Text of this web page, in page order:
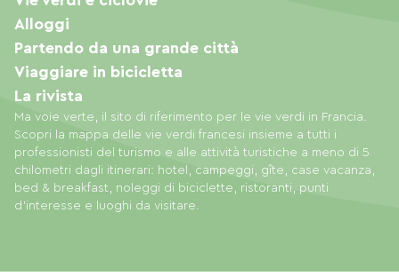
Ma voie verte, il sito di riferimento per le vie verdi in Francia.
Scopri la mappa delle vie verdi francesi insieme a tutti i
professionisti del turismo e alle attività turistiche a meno di 5
chilometri dagli itinerari: hotel, campeggi, gîte, case vacanza,
bed & breakfast, noleggi di biciclette, ristoranti, punti
d'interesse e luoghi da visitare.
Alloggi
Partendo da una grande città
Viaggiare in bicicletta
La rivista